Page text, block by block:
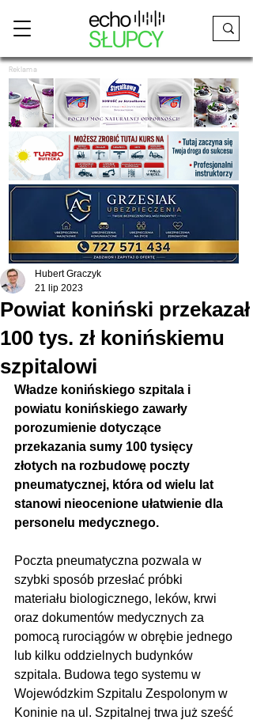
Reklama
Powiat koniński przekazał
100 tys. zł konińskiemu
szpitalowi
Hubert Graczyk
21 lip 2023
Władze konińskiego szpitala i
powiatu konińskiego zawarły
porozumienie dotyczące
przekazania sumy 100 tysięcy
złotych na rozbudowę poczty
pneumatycznej, która od wielu lat
stanowi nieocenione ułatwienie dla
personelu medycznego.
Poczta pneumatyczna pozwala w
szybki sposób przesłać próbki
materiału biologicznego, leków, krwi
oraz dokumentów medycznych za
pomocą rurociągów w obrębie jednego
lub kilku oddzielnych budynków
szpitala. Budowa tego systemu w
Wojewódzkim Szpitalu Zespolonym w
Koninie na ul. Szpitalnej trwa już sześć